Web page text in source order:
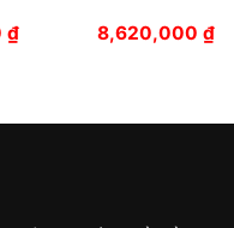
₫ 8,620,000₫